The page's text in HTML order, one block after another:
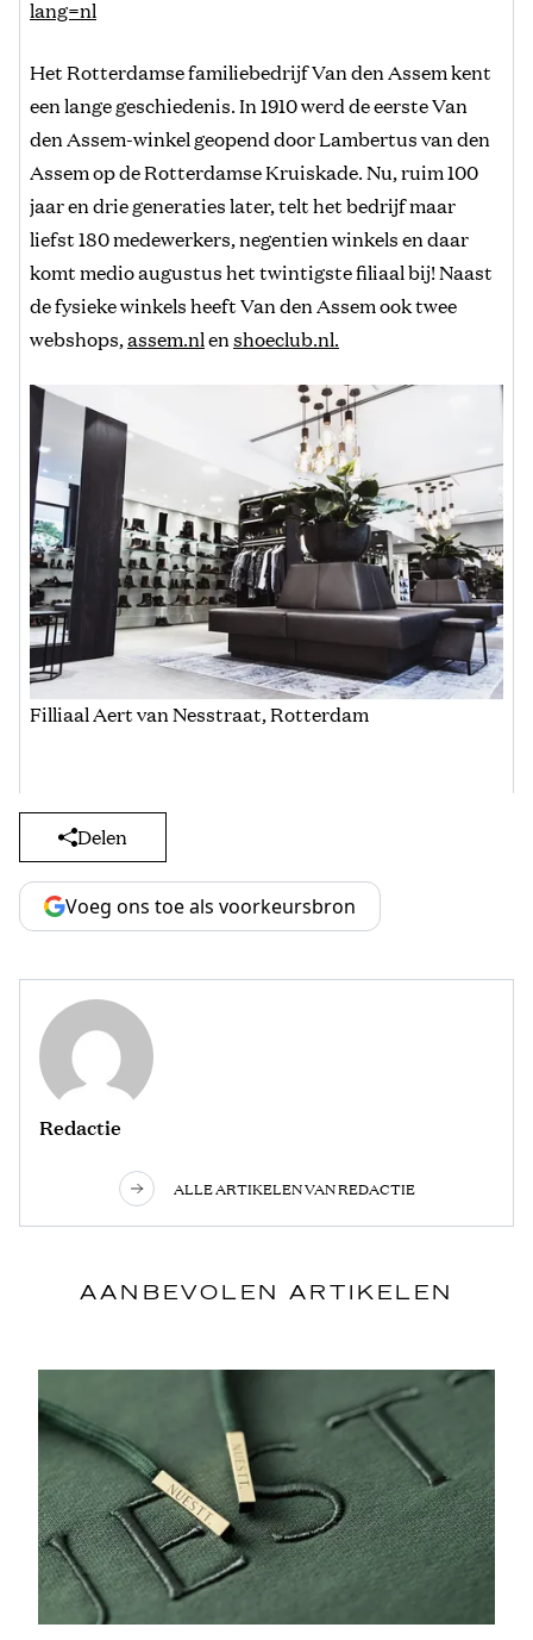
lang=nl
Het Rotterdamse familiebedrijf Van den Assem kent
een lange geschiedenis. In 1910 werd de eerste Van
den Assem-winkel geopend door Lambertus van den
Assem op de Rotterdamse Kruiskade. Nu, ruim 100
jaar en drie generaties later, telt het bedrijf maar
liefst 180 medewerkers, negentien winkels en daar
komt medio augustus het twintigste filiaal bij! Naast
de fysieke winkels heeft Van den Assem ook twee
webshops,assem.nlenshoeclub.nl.
Filliaal Aert van Nesstraat, Rotterdam
Delen
Voeg ons toe als voorkeursbron
Redactie
ALLE ARTIKELEN VAN REDACTIE
AANBEVOLEN ARTIKELEN